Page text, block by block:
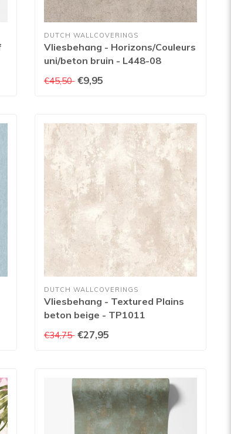
DUTCH WALLCOVERINGS
Vliesbehang - Horizons/Couleurs
uni/beton bruin - L448-08
€45,50 €9,95
DUTCH WALLCOVERINGS
Vliesbehang - Textured Plains
beton beige - TP1011
€34,75 €27,95